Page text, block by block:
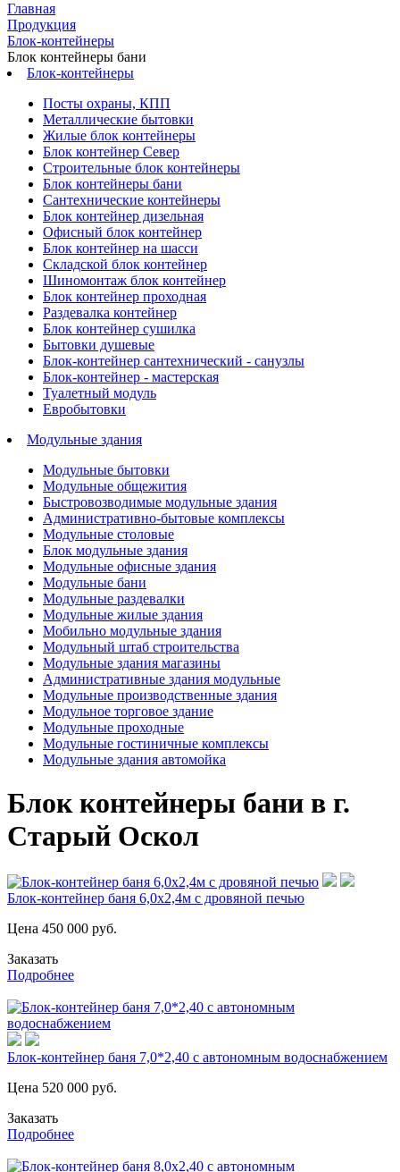
Главная
Продукция
Блок-контейнеры
Блок контейнеры бани
Блок-контейнеры
Посты охраны, КПП
Металлические бытовки
Жилые блок контейнеры
Блок контейнер Север
Строительные блок контейнеры
Блок контейнеры бани
Сантехнические контейнеры
Блок контейнер дизельная
Офисный блок контейнер
Блок контейнер на шасси
Складской блок контейнер
Шиномонтаж блок контейнер
Блок контейнер проходная
Раздевалка контейнер
Блок контейнер сушилка
Бытовки душевые
Блок-контейнер сантехнический - санузлы
Блок-контейнер - мастерская
Туалетный модуль
Евробытовки
Модульные здания
Модульные бытовки
Модульные общежития
Быстровозводимые модульные здания
Административно-бытовые комплексы
Модульные столовые
Блок модульные здания
Модульные офисные здания
Модульные бани
Модульные раздевалки
Модульные жилые здания
Мобильно модульные здания
Модульный штаб строительства
Модульные здания магазины
Административные здания модульные
Модульные производственные здания
Модульное торговое здание
Модульные проходные
Модульные гостиничные комплексы
Модульные здания автомойка
Блок контейнеры бани в г.
Старый Оскол
Блок-контейнер баня 6,0х2,4м с дровяной печью
Цена 450 000 руб.
Заказать
Подробнее
Блок-контейнер баня 7,0*2,40 с автономным водоснабжением
Цена 520 000 руб.
Заказать
Подробнее